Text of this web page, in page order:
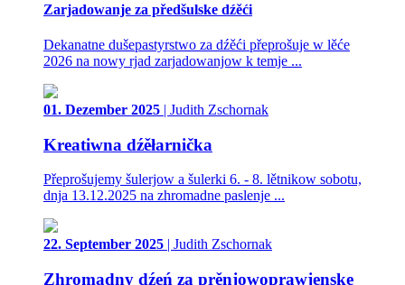
Zarjadowanje za předšulske dźěći
Dekanatne dušepastyrstwo za dźěći přeprošuje w lěće
2026 na nowy rjad zarjadowanjow k temje ...
01. Dezember 2025 | Judith Zschornak
Kreatiwna dźěłarnička
Přeprošujemy šulerjow a šulerki 6. - 8. lětnikow sobotu,
dnja 13.12.2025 na zhromadne paslenje ...
22. September 2025 | Judith Zschornak
Zhromadny dźeń za prěnjowoprawjenske